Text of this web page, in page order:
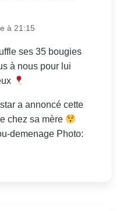
à 21:15
ses 35 bougies
à nous pour lui
a annoncé cette
chez sa mère
demenage Photo: